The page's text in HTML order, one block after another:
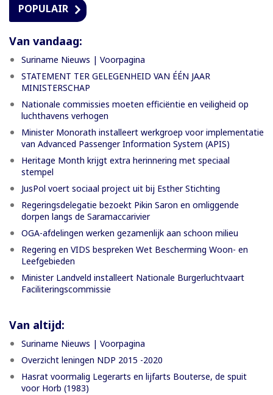
POPULAIR
Van vandaag:
Suriname Nieuws | Voorpagina
STATEMENT TER GELEGENHEID VAN ÉÉN JAAR
MINISTERSCHAP
Nationale commissies moeten efficiëntie en veiligheid op
luchthavens verhogen
Minister Monorath installeert werkgroep voor implementatie
van Advanced Passenger Information System (APIS)
Heritage Month krijgt extra herinnering met speciaal
stempel
JusPol voert sociaal project uit bij Esther Stichting
Regeringsdelegatie bezoekt Pikin Saron en omliggende
dorpen langs de Saramaccarivier
OGA-afdelingen werken gezamenlijk aan schoon milieu
Regering en VIDS bespreken Wet Bescherming Woon- en
Leefgebieden
Minister Landveld installeert Nationale Burgerluchtvaart
Faciliteringscommissie
Van altijd:
Suriname Nieuws | Voorpagina
Overzicht leningen NDP 2015 -2020
Hasrat voormalig Legerarts en lijfarts Bouterse, de spuit
voor Horb (1983)